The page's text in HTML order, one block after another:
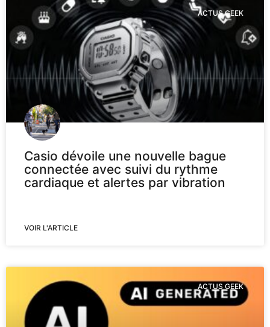
ACTUS GEEK
Casio dévoile une nouvelle bague
connectée avec suivi du rythme
cardiaque et alertes par vibration
VOIR L'ARTICLE
ACTUS GEEK